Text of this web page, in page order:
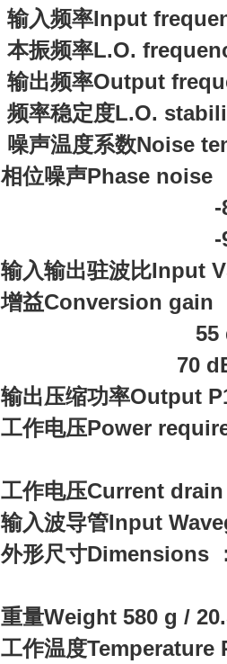
输入频率Input
本振频率L.O.
输出频率Output
频率稳定度L.O.
噪声温度系数Noise
相位噪声Phase noise
-80 dBc/Hz
-95 dBc/Hz
输入输出驻波比Input
增益Conversion
55 dB
70 dB
输出压缩功率Output
工作电压Power
工作电压Current
输入波导管Input
外形尺寸Dimensions
重量Weight 580 g /
工作温度Temperature